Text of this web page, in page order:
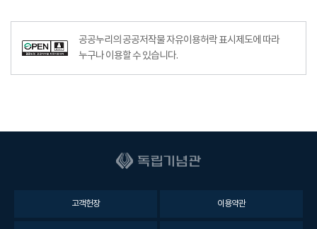
공공누리의 공공저작물 자유이용허락 표시제도에 따라
누구나 이용할 수 있습니다.
고객헌장 이용약관